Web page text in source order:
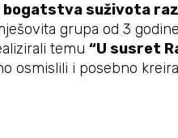
suživota
grupa od 3
temu“U susret
osmislili i posebno